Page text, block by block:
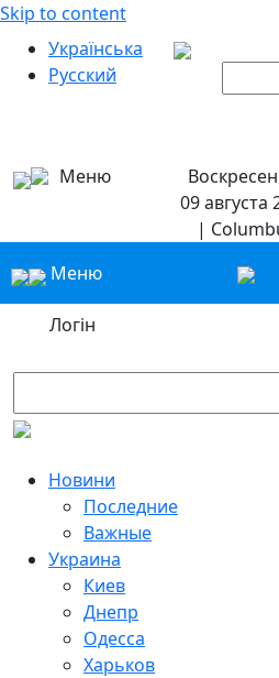
Skip to content
Українська
Русский
Меню
09 августа
|
Меню
Логін
Новини
Последние
Важные
Украина
Киев
Днепр
Одесса
Харьков